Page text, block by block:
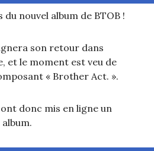
du nouvel album de BTOB !
son retour dans
et le moment est veu de
« Brother Act. ».
ont donc mis en ligne un